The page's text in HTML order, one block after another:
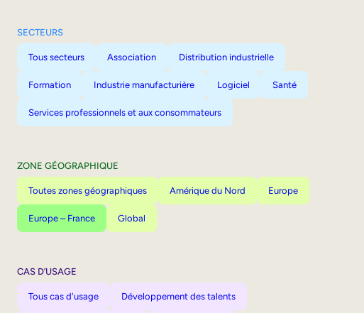
SECTEURS
Tous secteurs Association Distribution industrielle
Formation Industrie manufacturière Logiciel Santé
Services professionnels et aux consommateurs
ZONE GÉOGRAPHIQUE
Toutes zones géographiques Amérique du Nord Europe
Europe – France Global
CAS D’USAGE
Tous cas d'usage Développement des talents